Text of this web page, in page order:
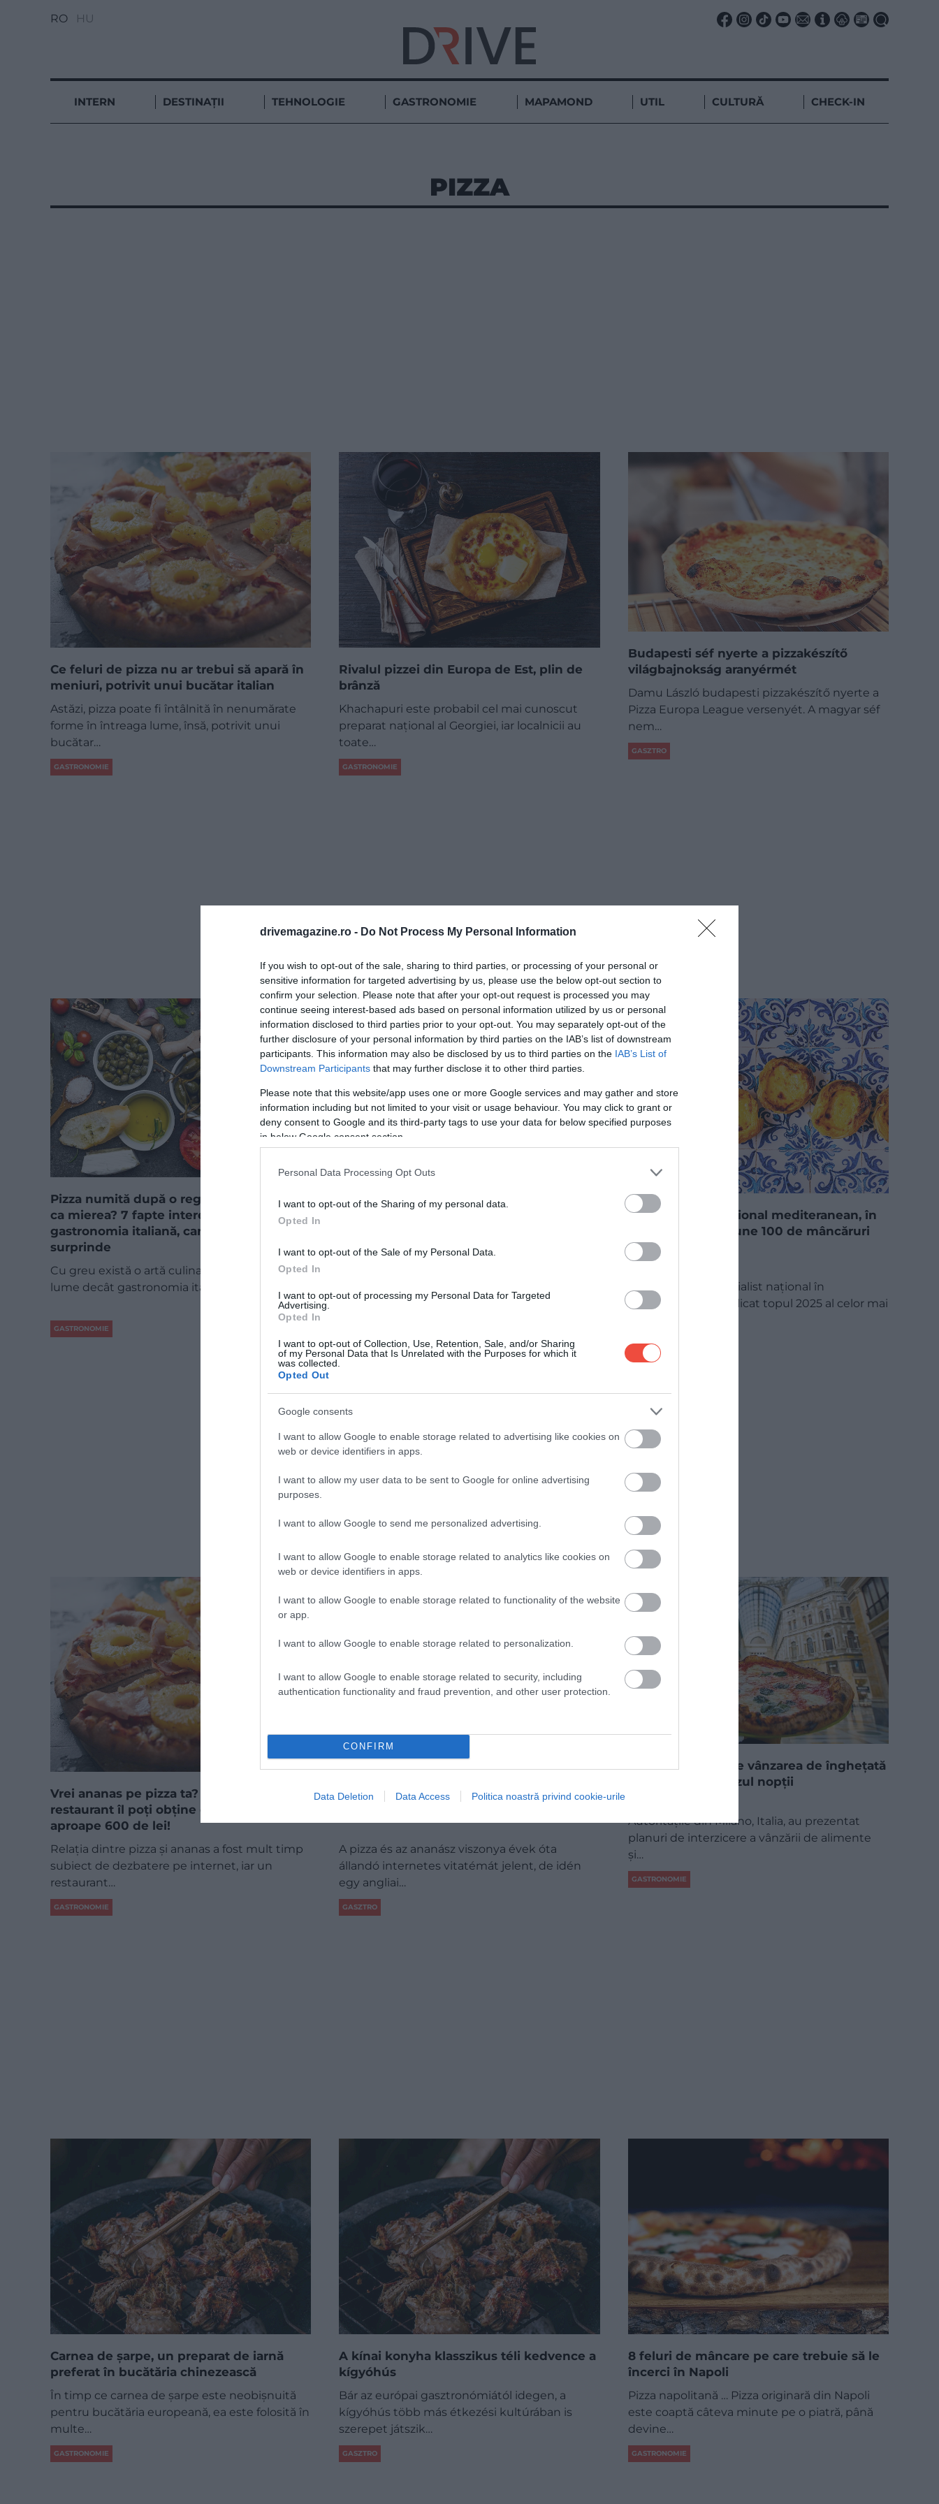
drivemagazine.ro - Do Not Process My Personal Information
If you wish to opt-out of the sale, sharing to third parties, or processing of your personal or
sensitive information for targeted advertising by us, please use the below opt-out section to
confirm your selection. Please note that after your opt-out request is processed you may
continue seeing interest-based ads based on personal information utilized by us or personal
information disclosed to third parties prior to your opt-out. You may separately opt-out of the
further disclosure of your personal information by third parties on the IAB’s list of downstream
participants. This information may also be disclosed by us to third parties on the IAB’s List of
Downstream Participants that may further disclose it to other third parties.
Please note that this website/app uses one or more Google services and may gather and store
information including but not limited to your visit or usage behaviour. You may click to grant or
deny consent to Google and its third-party tags to use your data for below specified purposes
in below Google consent section.
Personal Data Processing Opt Outs
I want to opt-out of the Sharing of my personal data.
Opted In
I want to opt-out of the Sale of my Personal Data.
Opted In
I want to opt-out of processing my Personal Data for Targeted
Advertising.
Opted In
I want to opt-out of Collection, Use, Retention, Sale, and/or Sharing
of my Personal Data that Is Unrelated with the Purposes for which it
was collected.
Opted Out
Google consents
I want to allow Google to enable storage related to advertising like cookies on
web or device identifiers in apps.
I want to allow my user data to be sent to Google for online advertising
purposes.
I want to allow Google to send me personalized advertising.
I want to allow Google to enable storage related to analytics like cookies on
web or device identifiers in apps.
I want to allow Google to enable storage related to functionality of the website
or app.
I want to allow Google to enable storage related to personalization.
I want to allow Google to enable storage related to security, including
authentication functionality and fraud prevention, and other user protection.
CONFIRM
Data Deletion Data Access Politica noastră privind cookie-urile
RO HU
INTERN DESTINAȚII TEHNOLOGIE GASTRONOMIE MAPAMOND UTIL CULTURĂ CHECK-IN
PIZZA
Ce feluri de pizza nu ar trebui să apară în
meniuri, potrivit unui bucătar italian
Astăzi, pizza poate fi întâlnită în nenumărate
forme în întreaga lume, însă, potrivit unui
bucătar…
GASTRONOMIE
Rivalul pizzei din Europa de Est, plin de
brânză
Khachapuri este probabil cel mai cunoscut
preparat național al Georgiei, iar localnicii au
toate…
GASTRONOMIE
Budapesti séf nyerte a pizzakészítő
világbajnokság aranyérmét
Damu László budapesti pizzakészítő nyerte a
Pizza Europa League versenyét. A magyar séf
nem…
GASZTRO
Pizza numită după o regină și paste dulci
ca mierea? 7 fapte interesante despre
gastronomia italiană, care te vor
surprinde
Cu greu există o artă culinară mai populară în
lume decât gastronomia italiană, dar, în ciuda…
GASTRONOMIE
Az olasz konyha legérdekesebb titkai, a
közismertsége…
Un preparat tradițional mediteranean, în
topul celor mai bune 100 de mâncăruri
europene
Taste Atlas, un specialist național în
gastronomie, a publicat topul 2025 al celor mai
GASTRONOMIE
Vrei ananas pe pizza ta? În acest
restaurant îl poți obține doar pentru
aproape 600 de lei!
Relația dintre pizza și ananas a fost mult timp
subiect de dezbatere pe internet, iar un
restaurant…
GASTRONOMIE
Drága mulatság: borsos felárat számít fel
A pizza és az ananász viszonya évek óta
állandó internetes vitatémát jelent, de idén
egy angliai…
GASZTRO
Milano va interzice vânzarea de înghețată
și pizza după miezul nopții
Autoritățile din Milano, Italia, au prezentat
planuri de interzicere a vânzării de alimente
și…
GASTRONOMIE
Carnea de șarpe, un preparat de iarnă
preferat în bucătăria chinezească
În timp ce carnea de șarpe este neobișnuită
pentru bucătăria europeană, ea este folosită în
multe…
GASTRONOMIE
A kínai konyha klasszikus téli kedvence a
kígyóhús
Bár az európai gasztronómiától idegen, a
kígyóhús több más étkezési kultúrában is
szerepet játszik…
GASZTRO
8 feluri de mâncare pe care trebuie să le
încerci în Napoli
Pizza napolitană … Pizza originară din Napoli
este coaptă câteva minute pe o piatră, până
devine…
GASTRONOMIE